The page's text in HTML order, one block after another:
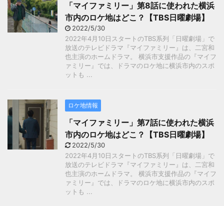
「マイファミリー」第8話に使われた横浜
市内のロケ地はどこ？【TBS日曜劇場】
2022/5/30
2022年4月10日スタートのTBS系列「日曜劇場」で
放送のテレビドラマ『マイファミリー』は、二宮和
也主演のホームドラマ。 横浜市支援作品の『マイフ
ァミリー』では、ドラマのロケ地に横浜市内のスポ
ットも ...
ロケ地情報
「マイファミリー」第7話に使われた横浜
市内のロケ地はどこ？【TBS日曜劇場】
2022/5/30
2022年4月10日スタートのTBS系列「日曜劇場」で
放送のテレビドラマ『マイファミリー』は、二宮和
也主演のホームドラマ。 横浜市支援作品の『マイフ
ァミリー』では、ドラマのロケ地に横浜市内のスポ
ットも ...